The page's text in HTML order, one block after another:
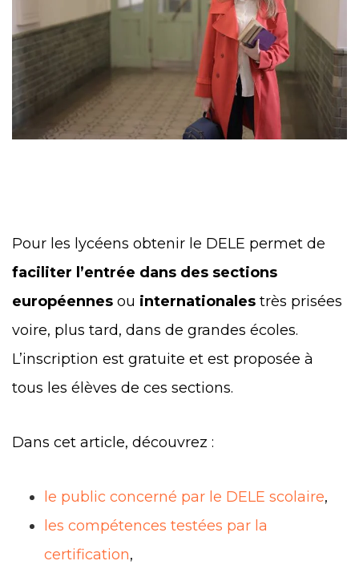
Pour les lycéens obtenir le DELE permet de
faciliter l’entrée dans des sections
européennes ou internationales très prisées
voire, plus tard, dans de grandes écoles.
L’inscription est gratuite et est proposée à
tous les élèves de ces sections.
Dans cet article, découvrez :
le public concerné par le DELE scolaire,
les compétences testées par la
certification,